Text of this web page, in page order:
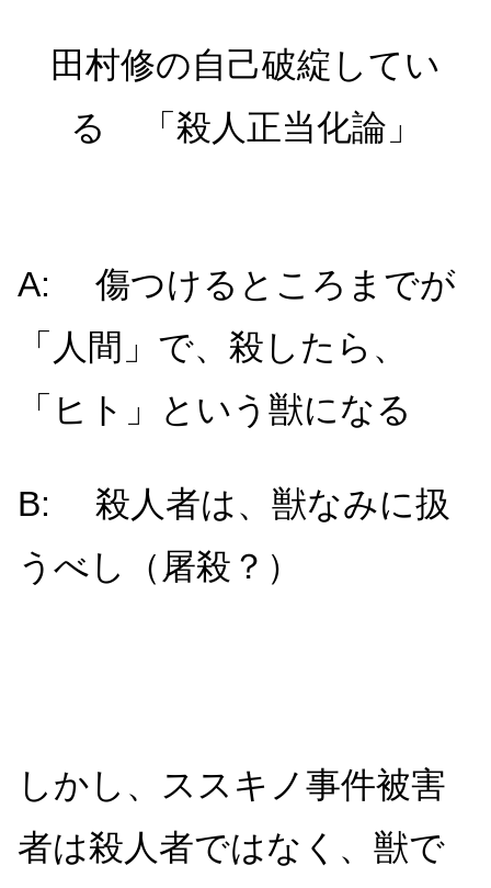
田村修の自己破綻してい
る 「殺人正当化論」
A: 傷つけるところまでが
「人間」で、殺したら、
「ヒト」という獣になる
B: 殺人者は、獣なみに扱
うべし（屠殺？）
しかし、
ススキノ事件被害
者は殺人者ではなく、獣で